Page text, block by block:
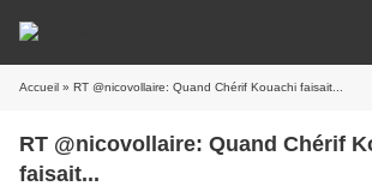
Accueil » RT @nicovollaire: Quand Chérif Kouachi faisait...
RT @nicovollaire: Quand Chérif
faisait...